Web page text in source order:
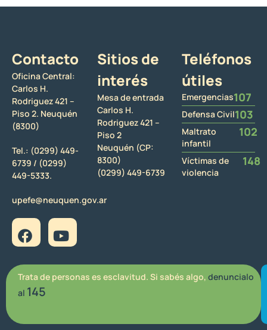
Contacto
Oficina Central:
Carlos H.
Rodriguez 421 –
Piso 2. Neuquén
(8300)
Tel.: (0299) 449-
6739 / (0299)
449-5333.
upefe@neuquen.gov.ar
Sitios de
interés
Mesa de entrada
Carlos H.
Rodriguez 421 –
Piso 2
Neuquén (CP:
8300)
(0299) 449-6739
Teléfonos
útiles
Emergencias107
Defensa Civil103
Maltrato
infantil
102
Víctimas de
violencia
148
Trata de personas es esclavitud. Si sabés algo, denuncialo
al 145